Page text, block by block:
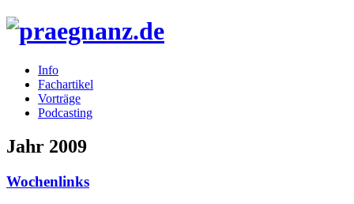
Info
Fachartikel
Vorträge
Podcasting
Jahr 2009
Wochenlinks